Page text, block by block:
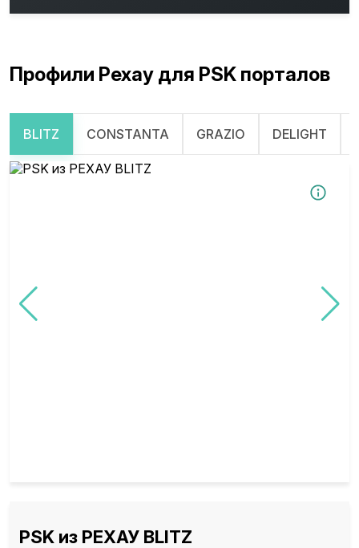
Профили Рехау для PSK порталов
BLITZ CONSTANTA GRAZIO DELIGHT
PSK из РЕХАУ BLITZ